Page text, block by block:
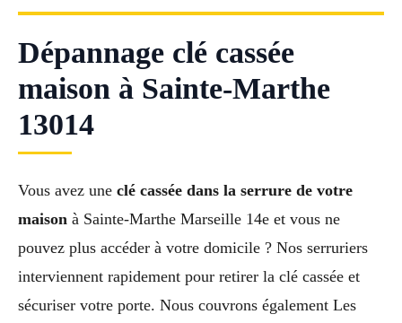
Dépannage clé cassée
maison à Sainte-Marthe
13014
Vous avez une clé cassée dans la serrure de votre
maison à Sainte-Marthe Marseille 14e et vous ne
pouvez plus accéder à votre domicile ? Nos serruriers
interviennent rapidement pour retirer la clé cassée et
sécuriser votre porte. Nous couvrons également Les